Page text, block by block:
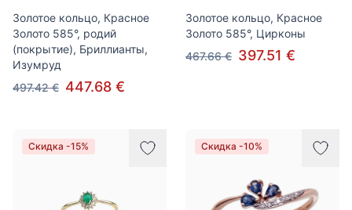
Золотое кольцо, Красное
Золото 585°, родий
(покрытие), Бриллианты,
Изумруд
497.42 € 447.68 €
Золотое кольцо, Красное
Золото 585°, Цирконы
467.66 € 397.51 €
Скидка -15% Скидка -10%